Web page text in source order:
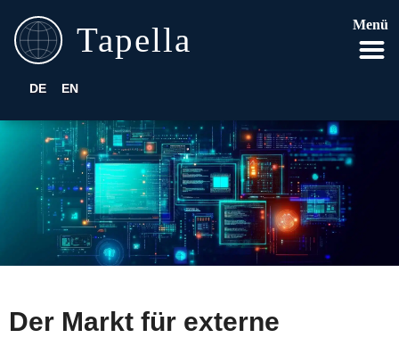
Menü
DE EN
Der Markt für externe